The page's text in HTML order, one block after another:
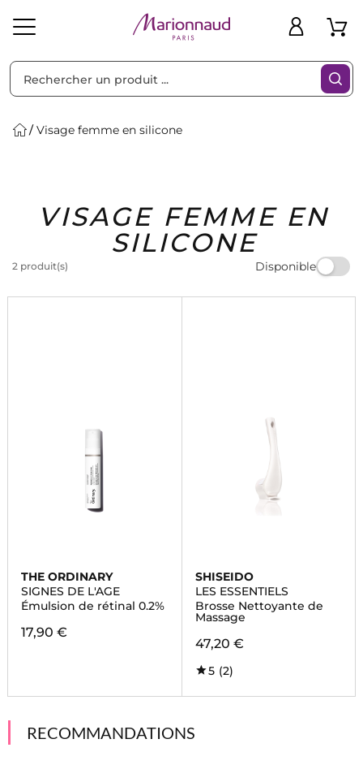
Solaire Homme Marques Idées
Cadeaux
Bons
Plans
Visage femme en silicone
VISAGE FEMME EN
SILICONE
2 produit(s) Disponible
Filtres
THE ORDINARY
SIGNES DE L'AGE
Émulsion de rétinal 0.2%
17,90 €
SHISEIDO
LES ESSENTIELS
Brosse Nettoyante de
Massage
47,20 €
5 (2)
RECOMMANDATIONS